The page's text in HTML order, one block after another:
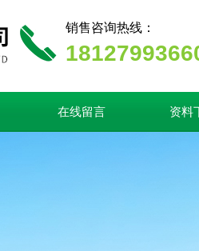
销售咨询热线：
在线留言 资料